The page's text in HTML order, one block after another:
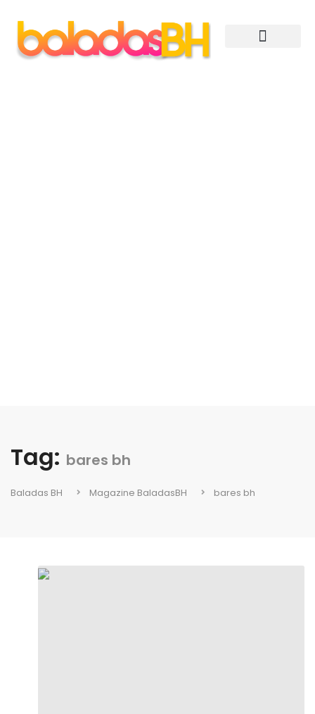
Tag: bares bh
Baladas BH Magazine BaladasBH bares bh